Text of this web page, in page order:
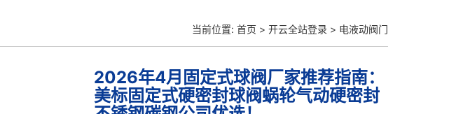
当前位置: 首页 > 开云全站登录 > 电液动阀门
2026年4月固定式球阀厂家推荐指南：
美标固定式硬密封球阀蜗轮气动硬密封